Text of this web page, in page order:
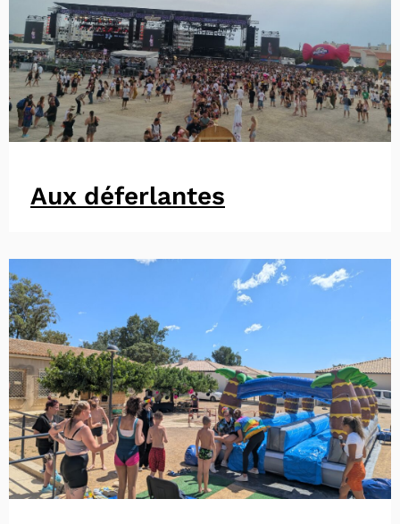
Aux déferlantes